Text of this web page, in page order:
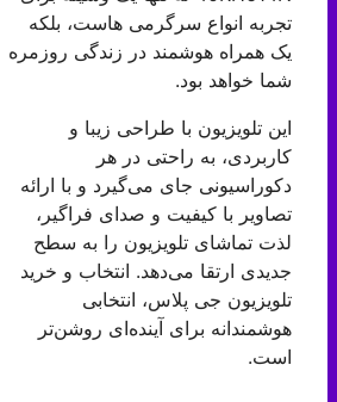
تجربه انواع سرگرمی هاست، بلکه
یک همراه هوشمند در زندگی روزمره
شما خواهد بود.
این تلویزیون با طراحی زیبا و
کاربردی، به راحتی در هر
دکوراسیونی جای می‌گیرد و با ارائه
تصاویر با کیفیت و صدای فراگیر،
لذت تماشای تلویزیون را به سطح
جدیدی ارتقا می‌دهد. انتخاب و خرید
تلویزیون جی پلاس، انتخابی
هوشمندانه برای آینده‌ای روشن‌تر
است.